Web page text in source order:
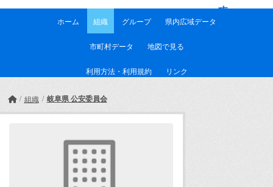
す
ホーム 組織 グループ 県内広域データ
市町村データ 地図で見る
利用方法・利用規約 リンク
組織 岐阜県 公安委員会